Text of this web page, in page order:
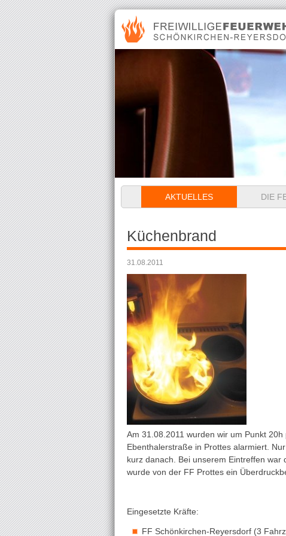
Navigation
AKTUELLES DIE
Küchenbrand
31.08.2011
Am 31.08.2011 wurden wir um Punkt
Ebenthalerstraße in Prottes alarmiert.
kurz danach. Bei unserem Eintreffen
wurde von der FF Prottes ein
Eingesetzte Kräfte:
FF Schönkirchen-Reyersdorf (3